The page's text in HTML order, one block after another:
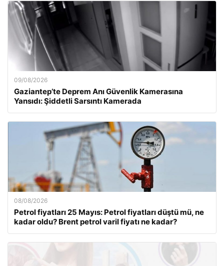
09/08/2026
Gaziantep’te Deprem Anı Güvenlik Kamerasına
Yansıdı: Şiddetli Sarsıntı Kamerada
08/08/2026
Petrol fiyatları 25 Mayıs: Petrol fiyatları düştü mü, ne
kadar oldu? Brent petrol varil fiyatı ne kadar?